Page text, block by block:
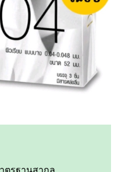
ตรฐานสากล